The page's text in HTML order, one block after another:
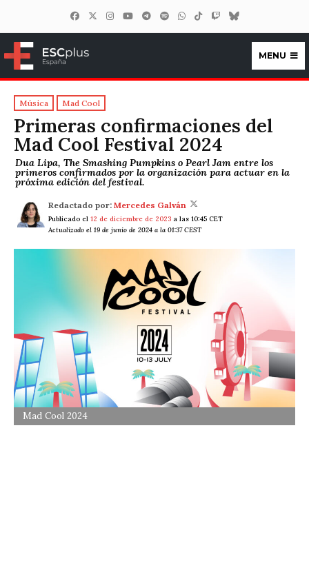
ESCplus España
MENU
Música Mad Cool
Primeras confirmaciones del
Mad Cool Festival 2024
Dua Lipa, The Smashing Pumpkins o Pearl Jam entre los
primeros confirmados por la organización para actuar en la
próxima edición del festival.
Redactado por: Mercedes Galván
Publicado el 12 de diciembre de 2023 a las 10:45 CET
Actualizado el 19 de junio de 2024 a la 01:37 CEST
Mad Cool 2024